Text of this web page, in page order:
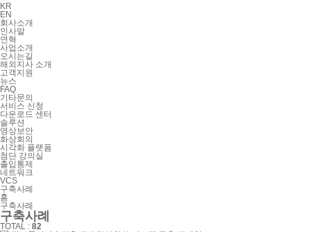
KR
EN
회사소개
인사말
연혁
사업소개
오시는길
해외지사 소개
고객지원
뉴스
FAQ
기타문의
서비스 신청
다운로드 센터
솔루션
영상보안
화상회의
시각화 플랫폼
첨단 강의실
출입통제
네트워크
VCS
구축사례
홈
구축사례
구축사례
TOTAL : 82